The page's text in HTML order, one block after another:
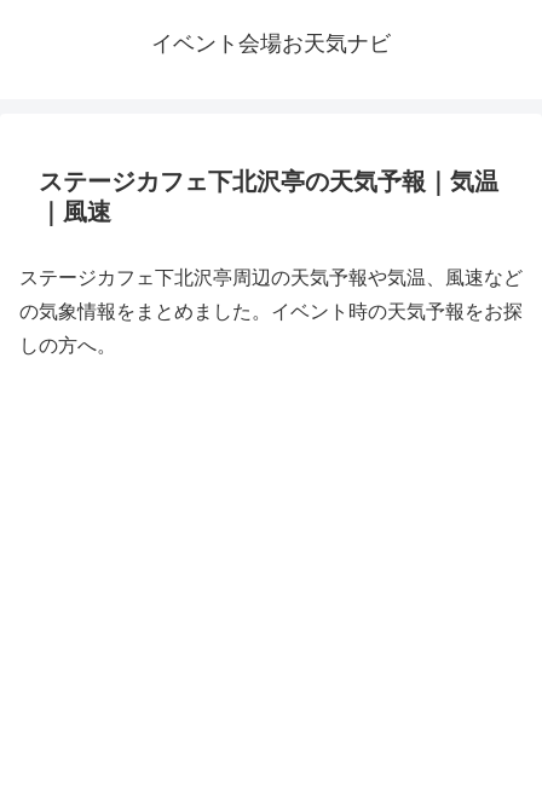
イベント会場お天気ナビ
ステージカフェ下北沢亭の天気予報｜気温
｜風速
ステージカフェ下北沢亭周辺の天気予報や気温、風速など
の気象情報をまとめました。イベント時の天気予報をお探
しの方へ。